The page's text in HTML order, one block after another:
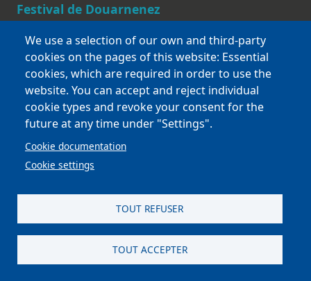
Festival de Douarnenez
Blog
Footer
Ressources
Contact
Mentions légales
Bretagne Culture Diversité
des sites variés !
Sites
We use a selection of our own and third-party
cookies on the pages of this website: Essential
cookies, which are required in order to use the
website. You can accept and reject individual
cookie types and revoke your consent for the
future at any time under "Settings".
Cookie documentation
Cookie settings
TOUT REFUSER
TOUT ACCEPTER